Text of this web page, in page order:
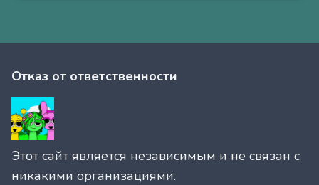
Отказ от ответственности
Этот сайт является независимым и не связан с
никакими организациями.